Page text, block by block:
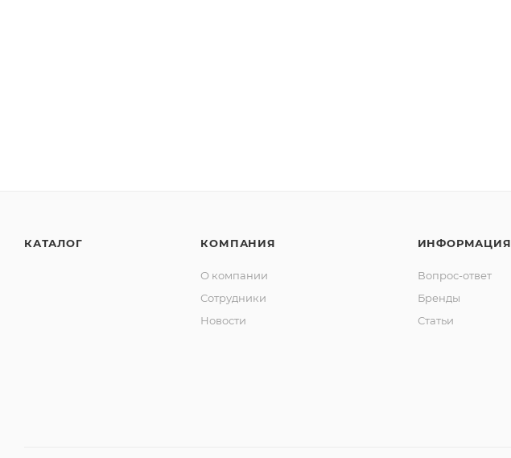
КАТАЛОГ КОМПАНИЯ
О компании
Сотрудники
Новости
ИНФОРМАЦИЯ
Вопрос-ответ
Бренды
Статьи